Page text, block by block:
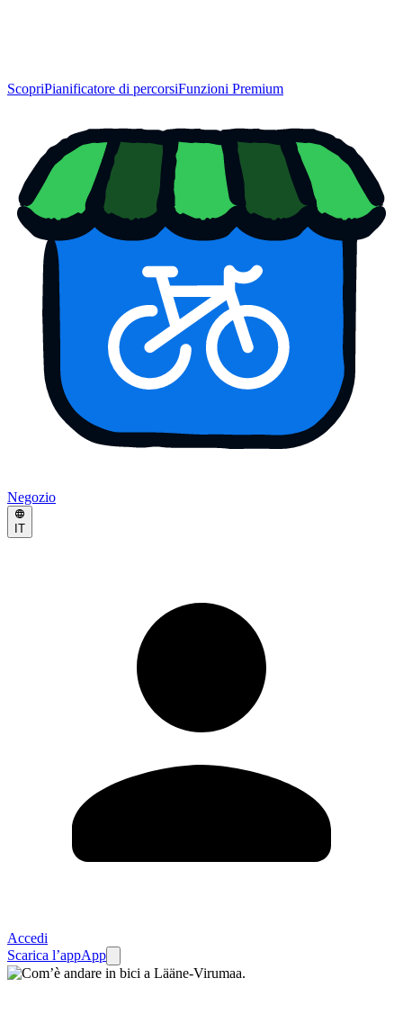
ScopriPianificatore di percorsiFunzioni Premium
Negozio
IT
Accedi
Scarica l’appApp